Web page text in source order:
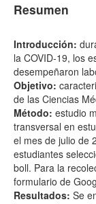
Resumen
Introducción:
la COVID-19, los
desempeñaron
Objetivo:
de las Ciencias
Método: estudio
transversal en
el mes de julio de
estudiantes
boll. Para la
formulario de
Resultados: Se